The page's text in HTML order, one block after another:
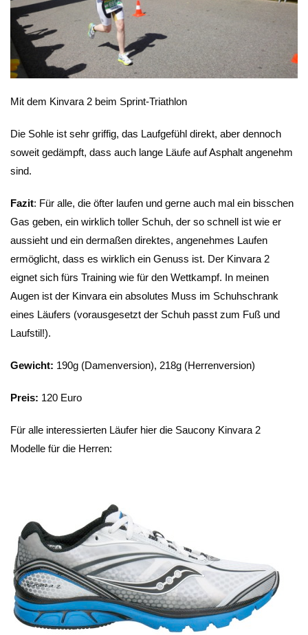
Mit dem Kinvara 2 beim Sprint-Triathlon
Die Sohle ist sehr griffig, das Laufgefühl direkt, aber dennoch
soweit gedämpft, dass auch lange Läufe auf Asphalt angenehm
sind.
Fazit: Für alle, die öfter laufen und gerne auch mal ein bisschen
Gas geben, ein wirklich toller Schuh, der so schnell ist wie er
aussieht und ein dermaßen direktes, angenehmes Laufen
ermöglicht, dass es wirklich ein Genuss ist. Der Kinvara 2
eignet sich fürs Training wie für den Wettkampf. In meinen
Augen ist der Kinvara ein absolutes Muss im Schuhschrank
eines Läufers (vorausgesetzt der Schuh passt zum Fuß und
Laufstil!).
Gewicht: 190g (Damenversion), 218g (Herrenversion)
Preis: 120 Euro
Für alle interessierten Läufer hier die Saucony Kinvara 2
Modelle für die Herren: